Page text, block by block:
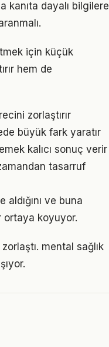
kanıta dayalı bilgilere
için küçük
hem de
zorlaştırır
büyük fark yaratır
kalıcı sonuç verir
tasarruf
ve buna
ortaya koyuyor.
mental sağlık